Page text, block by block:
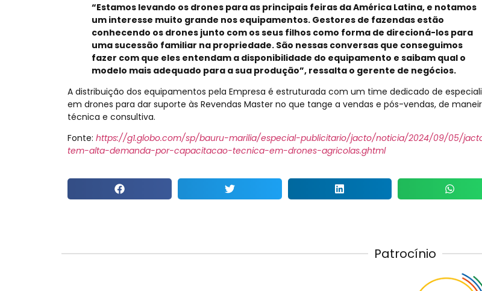
“Estamos levando os drones para as principais feiras da América Latina, e notamos
um interesse muito grande nos equipamentos. Gestores de fazendas estão
conhecendo os drones junto com os seus filhos como forma de direcioná-los para
uma sucessão familiar na propriedade. São nessas conversas que conseguimos
fazer com que eles entendam a disponibilidade do equipamento e saibam qual o
modelo mais adequado para a sua produção”, ressalta o gerente de negócios.
A distribuição dos equipamentos pela Empresa é estruturada com um time dedicado de
em drones para dar suporte às Revendas Master no que tange a vendas e pós-vendas, de
técnica e consultiva.
Fonte: https://g1.globo.com/sp/bauru-marilia/especial-publicitario/jacto/noticia/2024/09/05/
tem-alta-demanda-por-capacitacao-tecnica-em-drones-agricolas.ghtml
Patrocínio